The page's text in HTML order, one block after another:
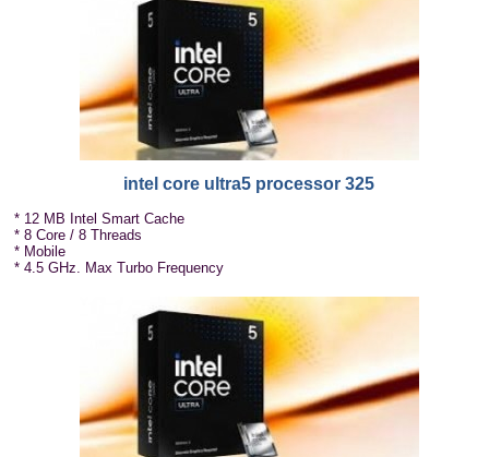
intel core ultra5 processor 325
* 12 MB Intel Smart Cache
* 8 Core / 8 Threads
* Mobile
* 4.5 GHz. Max Turbo Frequency